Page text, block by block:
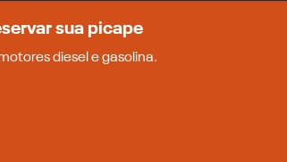
sua picape
diesel e gasolina.